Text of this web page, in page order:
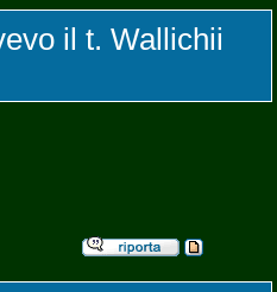
il t. Wallichii